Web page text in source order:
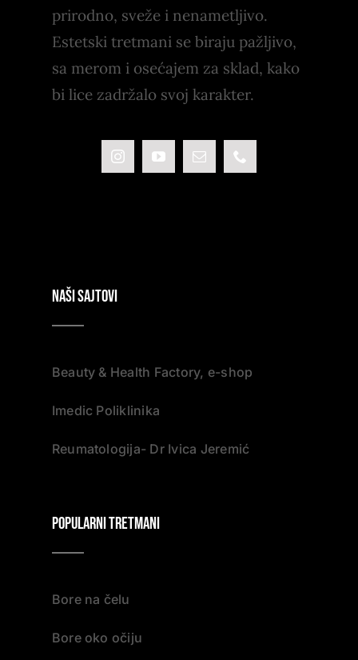
prirodno, sveže i nenametljivo.
Estetski tretmani se biraju pažljivo,
sa merom i osećajem za sklad, kako
bi lice zadržalo svoj karakter.
NAŠI SAJTOVI
Beauty & Health Factory, e-shop
Imedic Poliklinika
Reumatologija- Dr Ivica Jeremić
Popularni tretmani
Bore na čelu
Bore oko očiju